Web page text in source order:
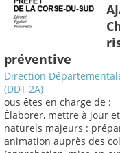
préventive
Direction
(DDT 2A)
ous êtes en charge de :
Élaborer, mettre à jour
naturels majeurs :
animation auprès des